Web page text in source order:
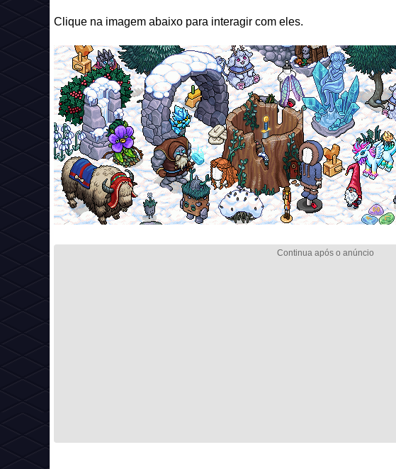
Clique na imagem abaixo para interagir com eles.